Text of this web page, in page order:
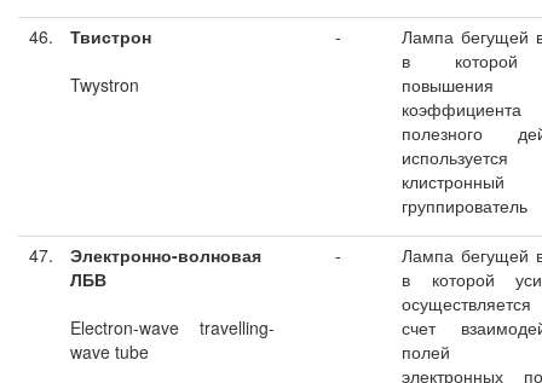
46.
Твистрон
Twystron
-
Лампа бегущей
в которой
повышения
коэффициента
полезного
используется
клистронный
группирователь
47.
Электронно-волновая
ЛБВ
Electron-wave travelling-
wave tube
-
Лампа бегущей
в которой
счет
полей
электронных